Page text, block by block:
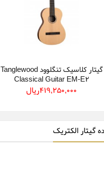
گیتار کلاسیک تنگلوود Tanglewood
Classical Guitar EM-E2
419,250,000ريال
گیتار الکتریک